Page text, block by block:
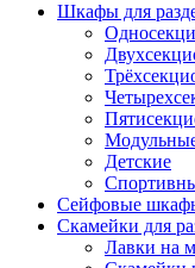
Шкафы для
Детские
Сейфовые
Скамейки для
Лавки на